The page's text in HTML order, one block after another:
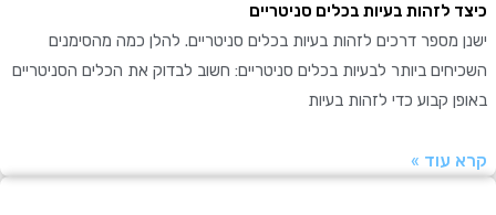
לזהות בעיות בכלים סניטריים
מספר דרכים לזהות בעיות בכלים סניטריים. להלן כמה מהסימנים
ביותר לבעיות בכלים סניטריים: חשוב לבדוק את הכלים הסניטריים
קבוע כדי לזהות בעיות
עוד »